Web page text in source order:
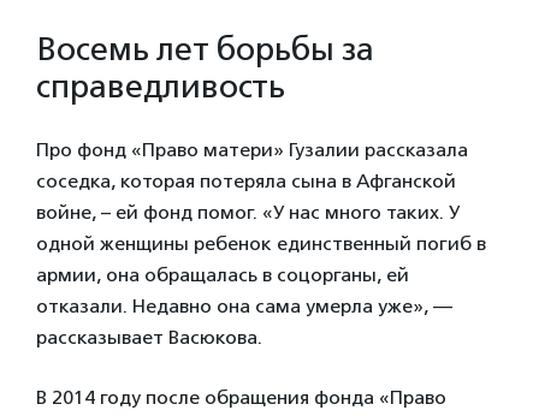
Восемь лет борьбы за
справедливость
Про фонд «Право матери» Гузалии рассказала
соседка, которая потеряла сына в Афганской
войне, – ей фонд помог. «У нас много таких. У
одной женщины ребенок единственный погиб в
армии, она обращалась в соцорганы, ей
отказали. Недавно она сама умерла уже», —
рассказывает Васюкова.
В 2014 году после обращения фонда «Право